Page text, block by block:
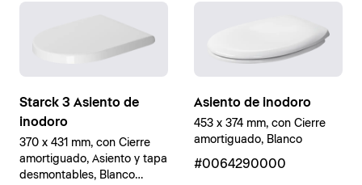
Starck 3 Asiento de
inodoro
370 x 431 mm, con Cierre
amortiguado, Asiento y tapa
desmontables, Blanco
Asiento de inodoro
453 x 374 mm, con Cierre
amortiguado, Blanco
#0064290000